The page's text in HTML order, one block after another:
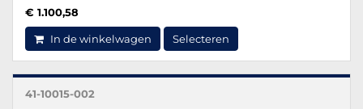
€ 1.100,58
In de winkelwagen Selecteren
41-10015-002